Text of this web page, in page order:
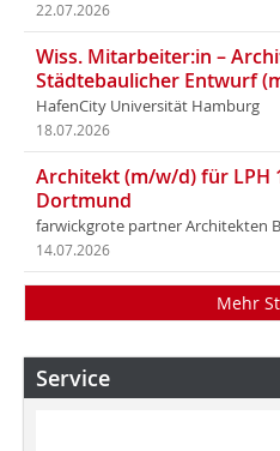
22.07.2026
Wiss. Mitarbeiter:in –
Städtebaulicher Entwurf
HafenCity Universität Hamburg
18.07.2026
Architekt (m/w/d) für LPH
Dortmund
farwickgrote partner Architekten
14.07.2026
Mehr
Service